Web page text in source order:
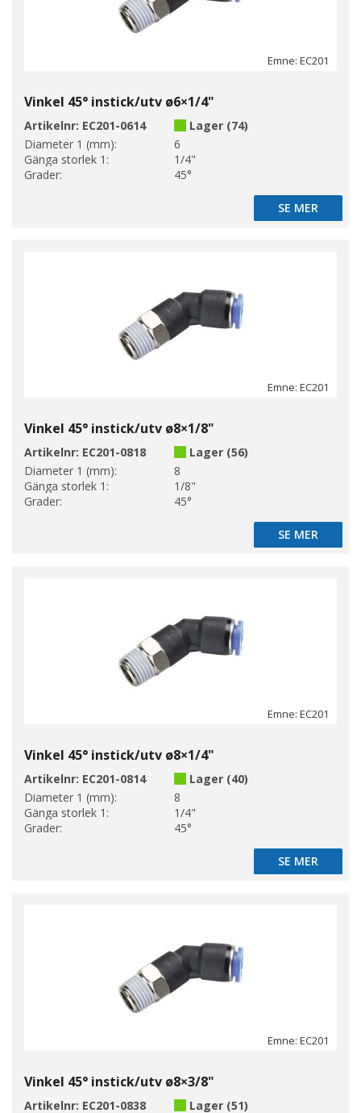
Emne: EC201
Vinkel 45° instick/utv ø6×1/4"
Artikelnr: EC201-0614
Lager (74)
Diameter 1 (mm):
6
Gänga storlek 1:
1/4"
Grader:
45°
SE MER
SE MER
Emne: EC201
Vinkel 45° instick/utv ø8×1/8"
Artikelnr: EC201-0818
Lager (56)
Diameter 1 (mm):
8
Gänga storlek 1:
1/8"
Grader:
45°
SE MER
SE MER
Emne: EC201
Vinkel 45° instick/utv ø8×1/4"
Artikelnr: EC201-0814
Lager (40)
Diameter 1 (mm):
8
Gänga storlek 1:
1/4"
Grader:
45°
SE MER
SE MER
Emne: EC201
Vinkel 45° instick/utv ø8×3/8"
Artikelnr: EC201-0838 Lager (51)